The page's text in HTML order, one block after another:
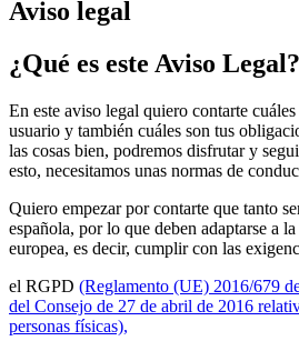
Aviso legal
¿Qué es este Aviso Legal?
En este aviso legal quiero contarte
usuario y también cuáles son tus
las cosas bien, podremos disfrutar y
esto, necesitamos unas normas de
Quiero empezar por contarte que tanto
española, por lo que deben adaptarse a
europea, es decir, cumplir con las
el RGPD (Reglamento (UE) 2016/679
del Consejo de 27 de abril de 2016
personas físicas),